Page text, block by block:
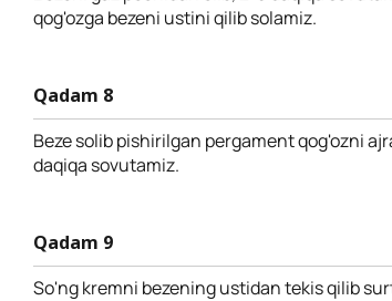
qog'ozga bezeni ustini qilib solamiz.
Qadam 8
Beze solib pishirilgan pergament qog'ozni
daqiqa sovutamiz.
Qadam 9
So'ng kremni bezening ustidan tekis qilib